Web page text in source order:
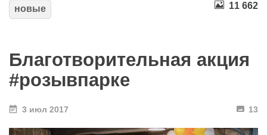
11 662
новые
Благотворительная акция
#розывпарке
3 июл 2017 13